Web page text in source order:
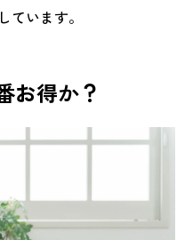
います。
お得か？